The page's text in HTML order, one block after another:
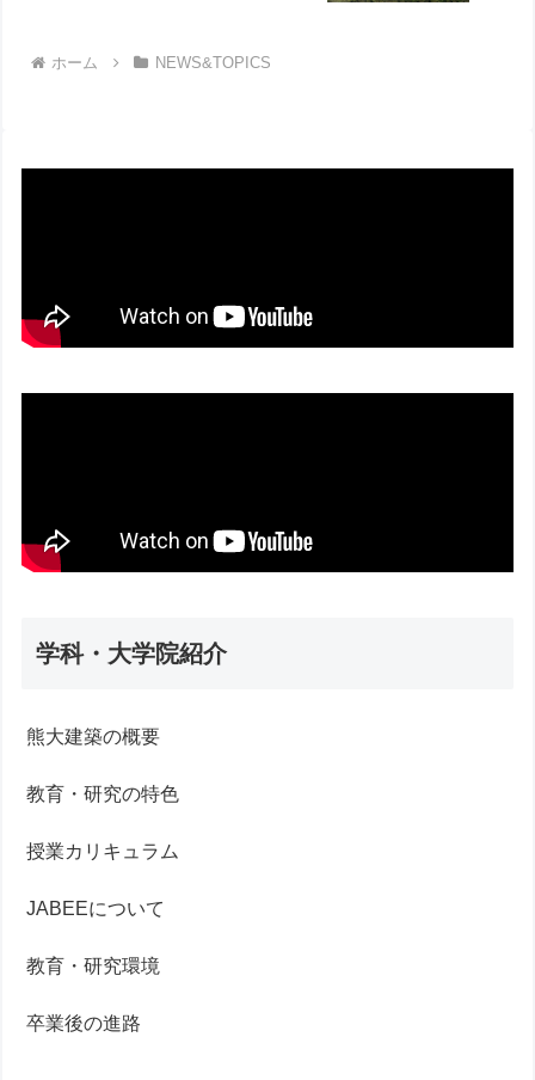
ホーム NEWS&TOPICS
学科・大学院紹介
熊大建築の概要
教育・研究の特色
授業カリキュラム
JABEEについて
教育・研究環境
卒業後の進路